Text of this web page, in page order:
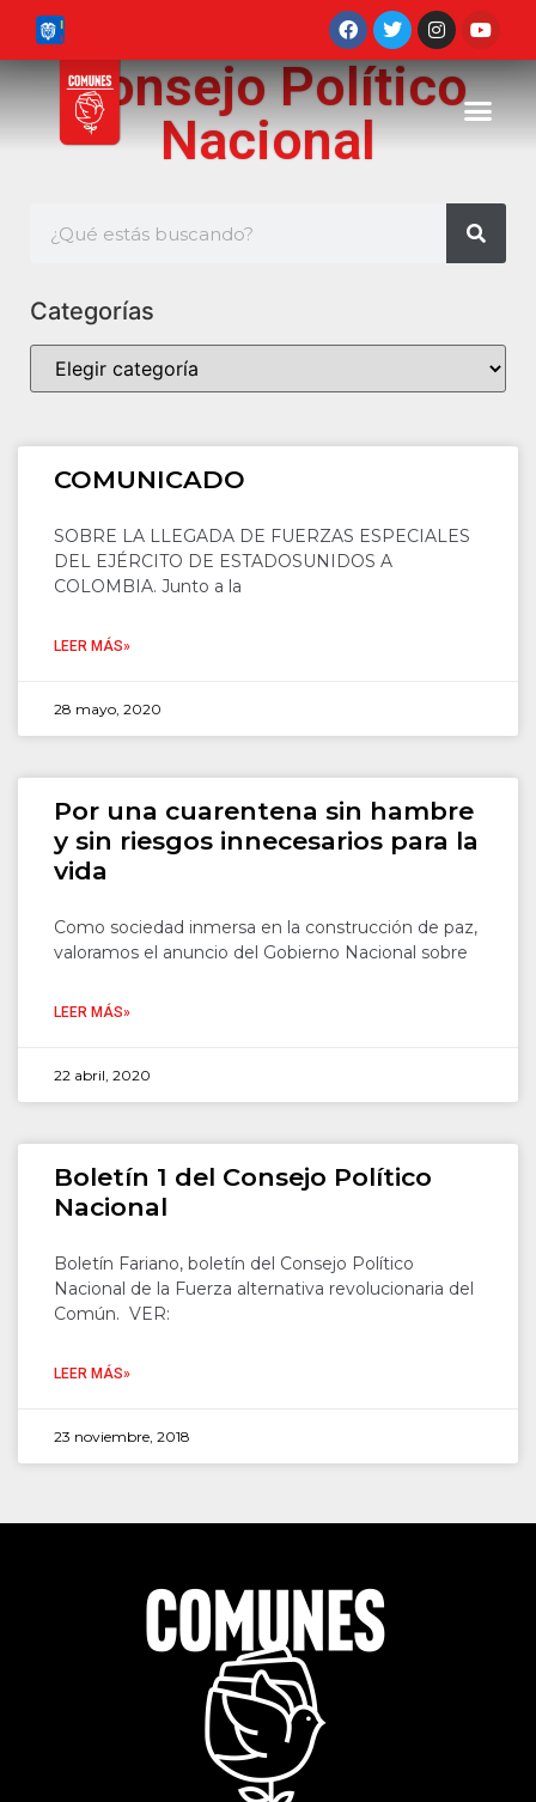
Consejo Político
Nacional
Categorías
COMUNICADO
SOBRE LA LLEGADA DE FUERZAS ESPECIALES
DEL EJÉRCITO DE ESTADOSUNIDOS A
COLOMBIA. Junto a la
LEER MÁS»
28 mayo, 2020
Por una cuarentena sin hambre
y sin riesgos innecesarios para la
vida
Como sociedad inmersa en la construcción de paz,
valoramos el anuncio del Gobierno Nacional sobre
LEER MÁS»
22 abril, 2020
Boletín 1 del Consejo Político
Nacional
Boletín Fariano, boletín del Consejo Político
Nacional de la Fuerza alternativa revolucionaria del
Común. VER:
LEER MÁS»
23 noviembre, 2018